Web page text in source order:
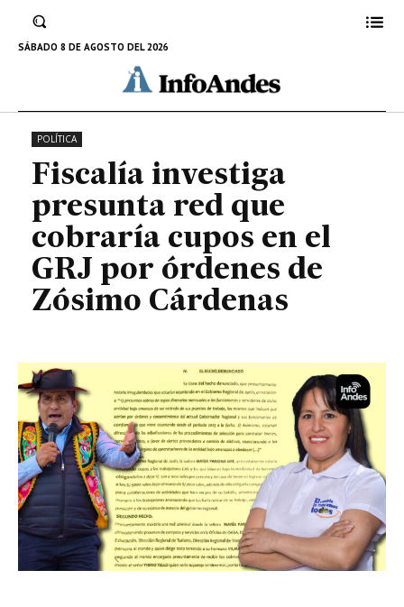
SÁBADO 8 DE AGOSTO DEL 2026
que cobraría cupos en el GRJ por
órdenes de Zósimo Cárdenas
5 DE AGOSTO DE 2025
POLÍTICA
Fiscalía investiga
presunta red que
cobraría cupos en el
GRJ por órdenes de
Zósimo Cárdenas